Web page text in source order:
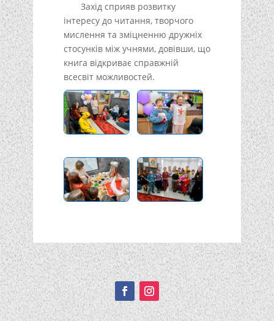
Захід сприяв розвитку
інтересу до читання, творчого
мислення та зміцненню дружніх
стосунків між учнями, довівши, що
книга відкриває справжній
всесвіт можливостей.
Подписывайтесь!